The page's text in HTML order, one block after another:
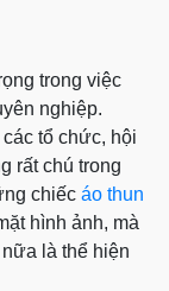
trong việc
nghiệp.
tổ chức, hội
rất chú trong
chiếc áo thun
hình ảnh, mà
là thể hiện